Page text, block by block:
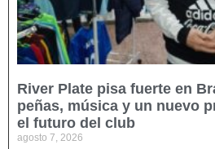
River Plate pisa fuerte en
peñas, música y un nuevo
el futuro del club
agosto 7, 2026